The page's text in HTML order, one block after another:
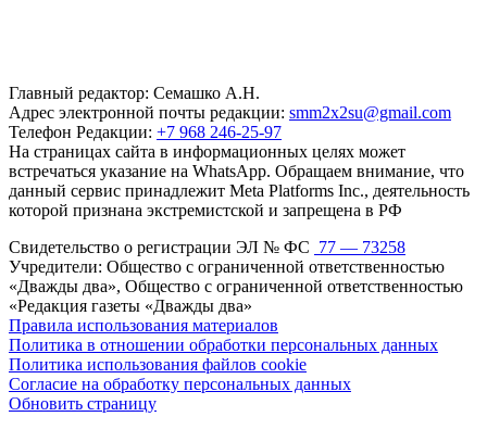
Главный редактор: Семашко А.Н.
Адрес электронной почты редакции: smm2x2su@gmail.com
Телефон Редакции: +7 968 246-25-97
На страницах сайта в информационных целях может
встречаться указание на WhatsApp. Обращаем внимание, что
данный сервис принадлежит Meta Platforms Inc., деятельность
которой признана экстремистской и запрещена в РФ
Свидетельство о регистрации ЭЛ № ФС 77 — 73258
Учредители: Общество с ограниченной ответственностью
«Дважды два», Общество с ограниченной ответственностью
«Редакция газеты «Дважды два»
Правила использования материалов
Политика в отношении обработки персональных данных
Политика использования файлов cookie
Согласие на обработку персональных данных
Обновить страницу